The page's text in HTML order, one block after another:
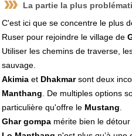
La partie la plus
C'est ici que se concentre le plus
Ruser pour rejoindre le village de
Utiliser les chemins de traverse,
sauvage.
Akimia et Dhakmarsont deux
Manthang . De multiples options
particulière qu'offre le Mustang
Ghar gompa mérite bien le